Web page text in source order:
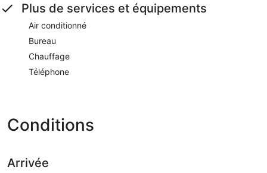
Plus de services et équipements
Air conditionné
Bureau
Chauffage
Téléphone
Conditions
Arrivée